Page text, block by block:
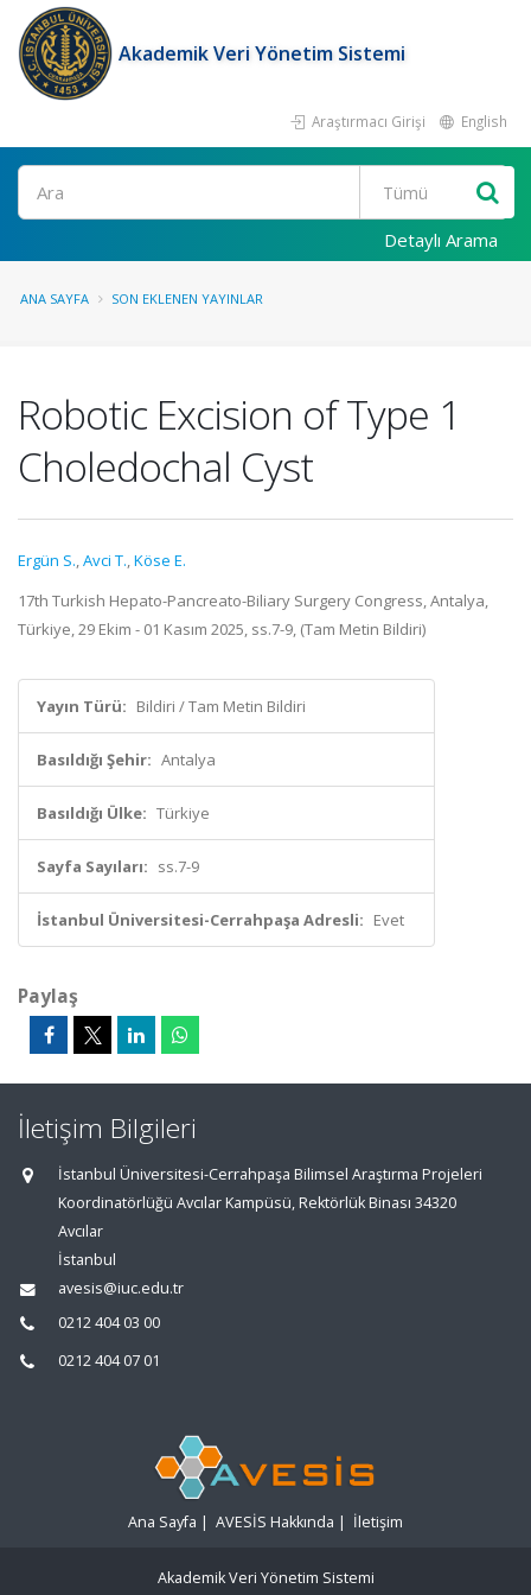
Akademik Veri Yönetim Sistemi
Araştırmacı Girişi English
Ara
Detaylı Arama
ANA SAYFA SON EKLENEN YAYINLAR
Robotic Excision of Type 1
Choledochal Cyst
Ergün S.,Avci T.,Köse E.
17th Turkish Hepato-Pancreato-Biliary Surgery Congress, Antalya,
Türkiye, 29 Ekim - 01 Kasım 2025, ss.7-9, (Tam Metin Bildiri)
Yayın Türü: Bildiri / Tam Metin Bildiri
Basıldığı Şehir: Antalya
Basıldığı Ülke: Türkiye
Sayfa Sayıları: ss.7-9
İstanbul Üniversitesi-Cerrahpaşa Adresli: Evet
Paylaş
İletişim Bilgileri
İstanbul Üniversitesi-Cerrahpaşa Bilimsel Araştırma Projeleri
Koordinatörlüğü Avcılar Kampüsü, Rektörlük Binası 34320
Avcılar
İstanbul
avesis@iuc.edu.tr
0212 404 03 00
0212 404 07 01
Ana Sayfa | AVESİS Hakkında | İletişim
Akademik Veri Yönetim Sistemi